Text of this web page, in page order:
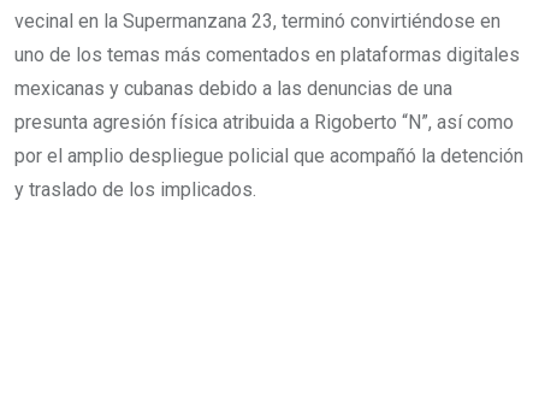
vecinal en la Supermanzana 23, terminó convirtiéndose en
uno de los temas más comentados en plataformas digitales
mexicanas y cubanas debido a las denuncias de una
presunta agresión física atribuida a Rigoberto “N”, así como
por el amplio despliegue policial que acompañó la detención
y traslado de los implicados.